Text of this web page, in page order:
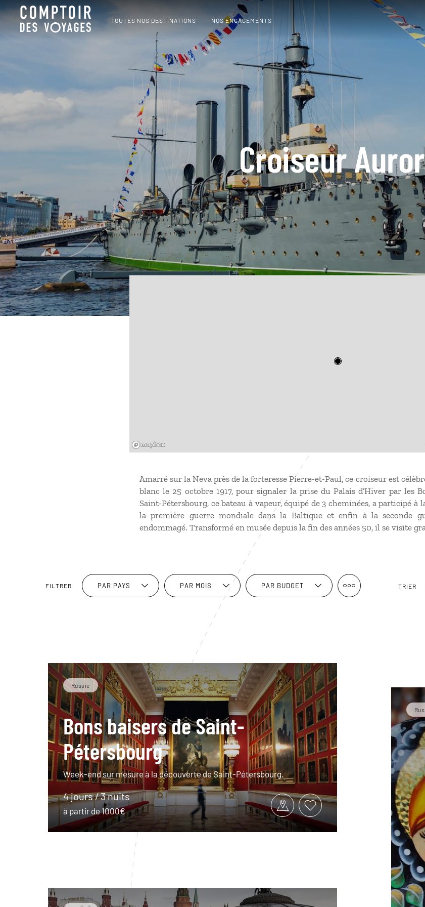
TOUTES NOS DESTINATIONS NOS ENGAGEMENTS
Croiseur
Amarré sur la Neva près de la forteresse Pierre-et-Paul, ce croiseur est
blanc le 25 octobre 1917, pour signaler la prise du Palais d’Hiver par les
Saint-Pétersbourg, ce bateau à vapeur, équipé de 3 cheminées, a participé à
la première guerre mondiale dans la Baltique et enfin à la seconde
endommagé. Transformé en musée depuis la fin des années 50, il se visite
FILTRER PAR PAYS PAR MOIS PAR BUDGET TRIER
Russie
Bons baisers de Saint-
Pétersbourg
Week-end sur mesure à la découverte de Saint-Pétersbourg.
4 jours / 3 nuits
à partir de 1000€